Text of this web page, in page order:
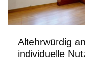
Altehrwürdig
individuelle